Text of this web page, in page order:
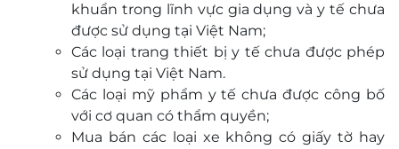
khuẩn trong lĩnh vực gia dụng và y tế chưa
được sử dụng tại Việt Nam;
Các loại trang thiết bị y tế chưa được phép
sử dụng tại Việt Nam.
Các loại mỹ phẩm y tế chưa được công bố
với cơ quan có thẩm quyền;
Mua bán các loại xe không có giấy tờ hay